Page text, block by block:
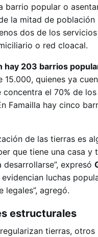
barrio popular o
la mitad de
dos de los
o red cloacal.
hay 203 barrios
15.000, quienes ya
concentra el 70% de
Famailla hay cinco
de las tierras es
que tiene una casa
expresó
evidencian luchas
legales”, agregó.
estructurales
tierras,